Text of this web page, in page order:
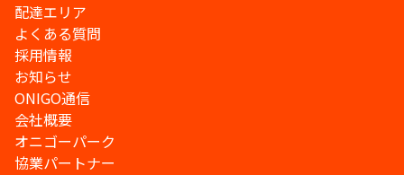
配達エリア
よくある質問
採用情報
お知らせ
ONIGO通信
会社概要
オニゴーパーク
協業パートナー